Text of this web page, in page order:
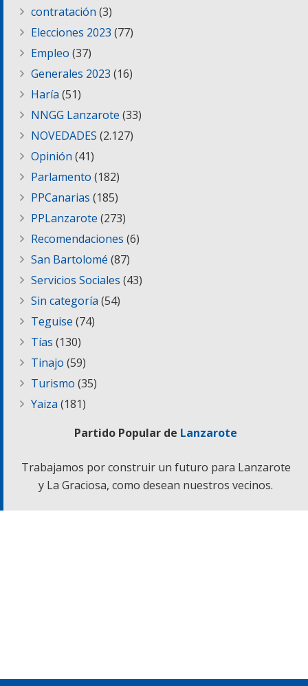
contratación (3)
Elecciones 2023 (77)
Empleo (37)
Generales 2023 (16)
Haría (51)
NNGG Lanzarote (33)
NOVEDADES (2.127)
Opinión (41)
Parlamento (182)
PPCanarias (185)
PPLanzarote (273)
Recomendaciones (6)
San Bartolomé (87)
Servicios Sociales (43)
Sin categoría (54)
Teguise (74)
Tías (130)
Tinajo (59)
Turismo (35)
Yaiza (181)
Partido Popular de Lanzarote
Trabajamos por construir un futuro para Lanzarote
y La Graciosa, como desean nuestros vecinos.